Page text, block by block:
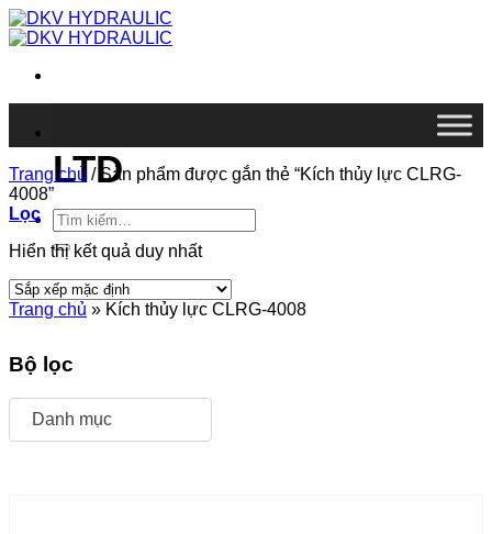
Chuyển
đến
dung
LTD
Tìm
kiếm:
Trang chủ /Sản phẩm được gắn thẻ “Kích thủy lực CLRG-
4008”
Lọc
Hiển thị kết quả duy nhất
Trang chủ » Kích thủy lực CLRG-4008
Bộ lọc
Danh mục